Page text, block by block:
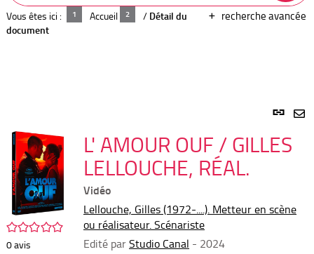
recherche avancée
Vous êtes ici : Accueil / Détail du
document
Lien
/5
0avis
L' AMOUR OUF / GILLES
LELLOUCHE, RÉAL.
Vidéo
Lellouche, Gilles (1972-....). Metteur en scène
ou réalisateur. Scénariste
Edité parStudio Canal - 2024